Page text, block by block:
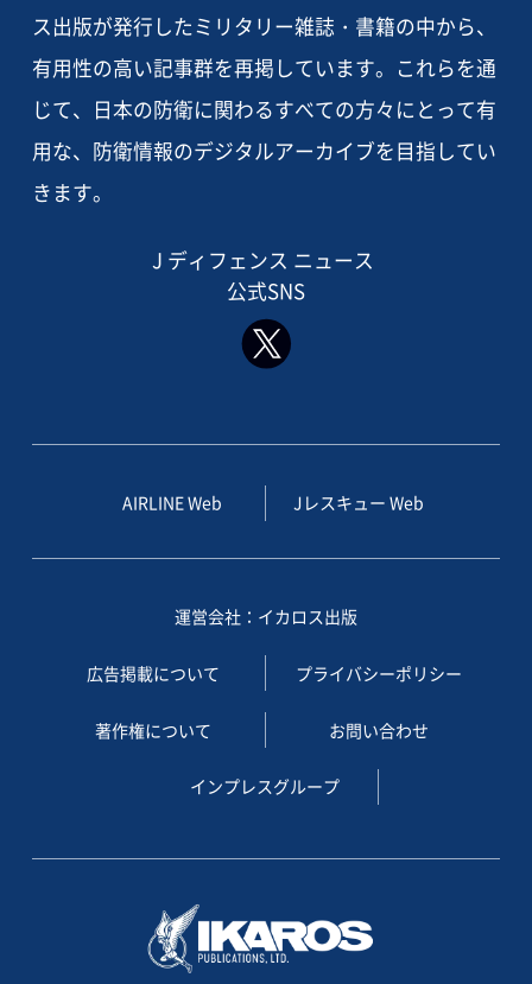
ス出版が発行したミリタリー雑誌・書籍の中から、
有用性の高い記事群を再掲しています。これらを通
じて、日本の防衛に関わるすべての方々にとって有
用な、防衛情報のデジタルアーカイブを目指してい
きます。
J ディフェンス ニュース
公式SNS
AIRLINE Web Jレスキュー Web
運営会社：イカロス出版
広告掲載について プライバシーポリシー
著作権について お問い合わせ
インプレスグループ